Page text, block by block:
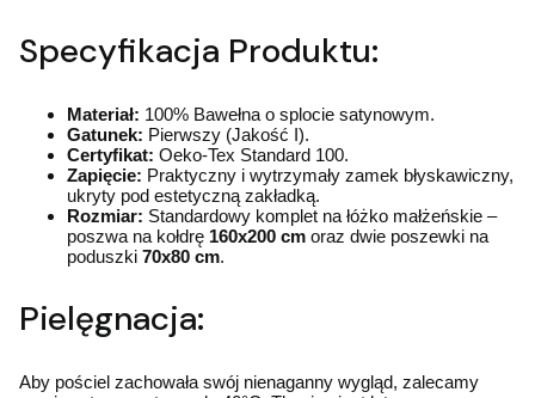
Specyfikacja Produktu:
Materiał: 100% Bawełna o splocie satynowym.
Gatunek: Pierwszy (Jakość I).
Certyfikat: Oeko-Tex Standard 100.
Zapięcie: Praktyczny i wytrzymały zamek błyskawiczny,
ukryty pod estetyczną zakładką.
Rozmiar: Standardowy komplet na łóżko małżeńskie –
poszwa na kołdrę 160x200 cm oraz dwie poszewki na
poduszki 70x80 cm.
Pielęgnacja:
Aby pościel zachowała swój nienaganny wygląd, zalecamy